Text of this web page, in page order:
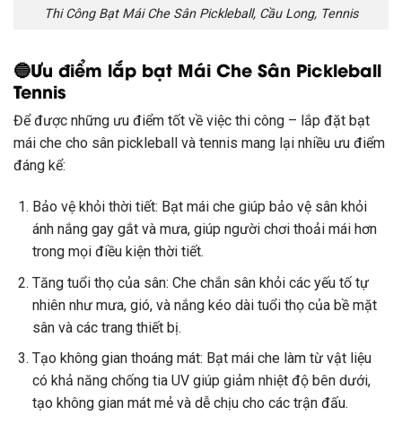
Thi Công Bạt Mái Che Sân Pickleball, Cầu Long, Tennis
🔵Ưu điểm lắp bạt Mái Che Sân Pickleball
Tennis
Để được những ưu điểm tốt về việc thi công – lắp đặt bạt
mái che cho sân pickleball và tennis mang lại nhiều ưu điểm
đáng kể:
Bảo vệ khỏi thời tiết: Bạt mái che giúp bảo vệ sân khỏi
ánh nắng gay gắt và mưa, giúp người chơi thoải mái hơn
trong mọi điều kiện thời tiết.
Tăng tuổi thọ của sân: Che chắn sân khỏi các yếu tố tự
nhiên như mưa, gió, và nắng kéo dài tuổi thọ của bề mặt
sân và các trang thiết bị.
Tạo không gian thoáng mát: Bạt mái che làm từ vật liệu
có khả năng chống tia UV giúp giảm nhiệt độ bên dưới,
tạo không gian mát mẻ và dễ chịu cho các trận đấu.